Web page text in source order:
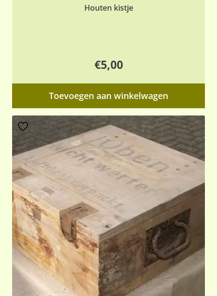
Houten kistje
€5,00
Toevoegen aan winkelwagen